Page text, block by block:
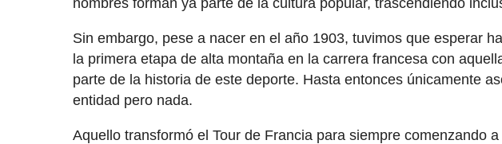
Sin embargo, pese a nacer en el año 1903, tuvimos que esperar
la primera etapa de alta montaña en la carrera francesa con
parte de la historia de este deporte. Hasta entonces únicamente
entidad pero nada.
Aquello transformó el Tour de Francia para siempre comenzando